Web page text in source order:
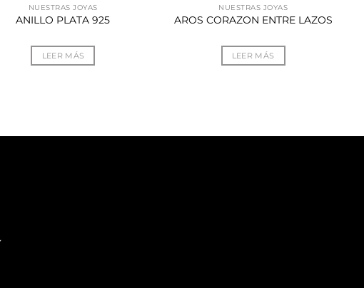
NUESTRAS JOYAS
ANILLO PLATA 925
LEER MÁS
NUESTRAS JOYAS
AROS CORAZON ENTRE LAZOS
LEER MÁS